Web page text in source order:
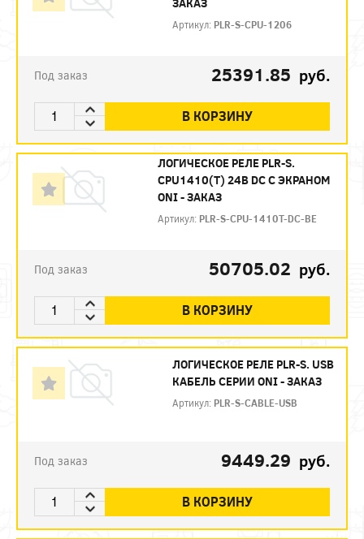
Артикул: PLR-S-CPU-1206
Под заказ 25391.85 руб.
В КОРЗИНУ
ЛОГИЧЕСКОЕ РЕЛЕ PLR-S.
CPU1410(T) 24В DC С ЭКРАНОМ
ONI - ЗАКАЗ
Артикул: PLR-S-CPU-1410T-DC-BE
Под заказ 50705.02 руб.
В КОРЗИНУ
ЛОГИЧЕСКОЕ РЕЛЕ PLR-S. USB
КАБЕЛЬ СЕРИИ ONI - ЗАКАЗ
Артикул: PLR-S-CABLE-USB
Под заказ 9449.29 руб.
В КОРЗИНУ